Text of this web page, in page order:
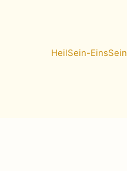
HeilSein-EinsSein